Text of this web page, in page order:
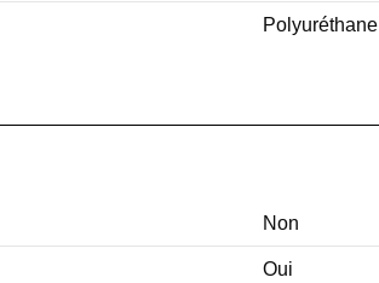
Polyuréthane
Non
Oui